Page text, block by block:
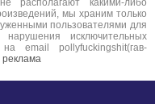
какими-либо
мы храним только
пользователями для
исключительных
email pollyfuckingshit(гав-
реклама